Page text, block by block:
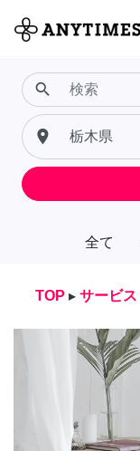
全て
search
place
TOP ▸ サービス